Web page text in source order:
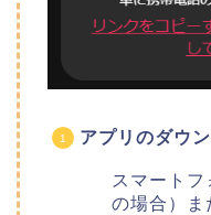
アプリのダウ
スマート
の場合）